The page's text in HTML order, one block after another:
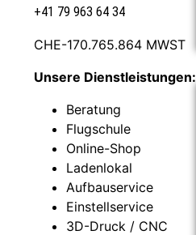
+41 79 963 64 34
CHE-170.765.864 MWST
Unsere Dienstleistungen:
Beratung
Flugschule
Online-Shop
Ladenlokal
Aufbauservice
Einstellservice
3D-Druck / CNC